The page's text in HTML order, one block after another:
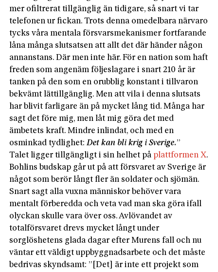
mer ofiltrerat tillgänglig än tidigare, så snart vi tar
telefonen ur fickan. Trots denna omedelbara närvaro
tycks våra mentala försvarsmekanismer fortfarande
låna många slutsatsen att allt det där händer någon
annanstans. Där men inte här. För en nation som haft
freden som angenäm följeslagare i snart 210 år är
tanken på den som en orubblig konstant i tillvaron
bekvämt lättillgänglig. Men att vila i denna slutsats
har blivit farligare än på mycket lång tid. Många har
sagt det före mig, men låt mig göra det med
ämbetets kraft. Mindre inlindat, och med en
osminkad tydlighet:Det kan bli krig i Sverige.”
Talet ligger tillgängligt i sin helhet på plattformen X.
Bohlins budskap går ut på att försvaret av Sverige är
något som berör långt fler än soldater och sjömän.
Snart sagt alla vuxna människor behöver vara
mentalt förberedda och veta vad man ska göra ifall
olyckan skulle vara över oss. Avlövandet av
totalförsvaret drevs mycket långt under
sorglöshetens glada dagar efter Murens fall och nu
väntar ett väldigt uppbyggnadsarbete och det måste
bedrivas skyndsamt: ”[Det] är inte ett projekt som